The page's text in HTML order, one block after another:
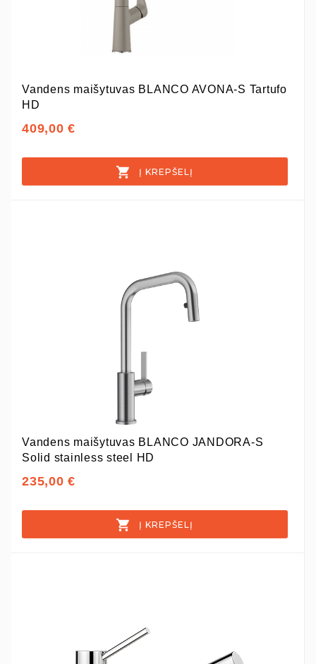
Vandens maišytuvas BLANCO AVONA-S Tartufo
HD
409,00 €
Į KREPŠELĮ
Vandens maišytuvas BLANCO JANDORA-S
Solid stainless steel HD
235,00 €
Į KREPŠELĮ